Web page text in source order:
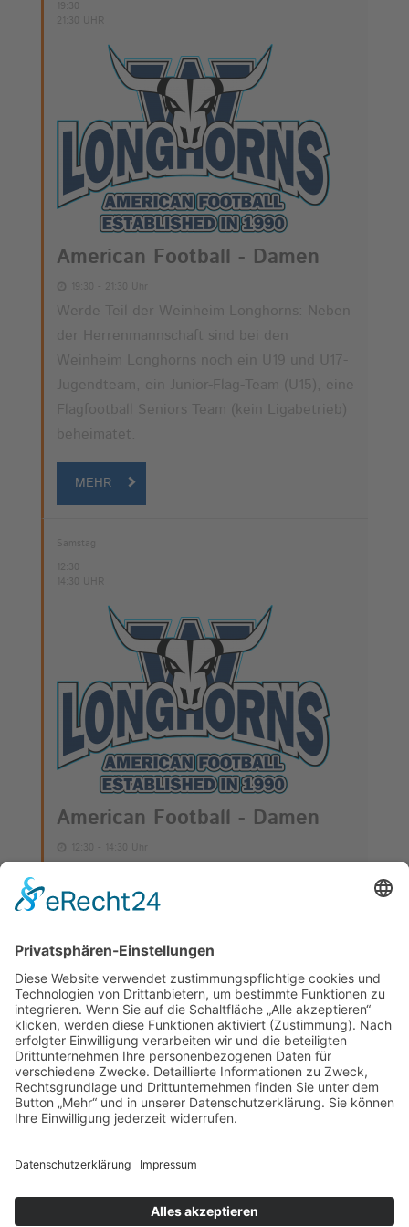
21:30 UHR
American Football - Damen
19:30 - 21:30 Uhr
Werde Teil der Weinheim Longhorns: Neben
der Herrenmannschaft sind bei den
Weinheim Longhorns noch ein U19 und U17-
Jugendteam, ein Junior-Flag-Team (U15), eine
Flagfootball Seniors Team (kein Ligabetrieb)
beheimatet.
MEHR
12:30
14:30 UHR
American Football - Damen
12:30 - 14:30 Uhr
der Herrenmannschaft sind bei den
Jugendteam, ein Junior-Flag-Team (U15), eine
Flagfootball Seniors Team (kein Ligabetrieb)
beheimatet.
MEHR
1 2 3 4 5 6 7 8 9